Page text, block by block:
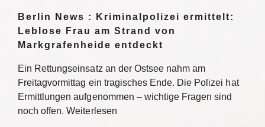
Berlin News : Kriminalpolizei ermittelt:
Leblose Frau am Strand von
Markgrafenheide entdeckt
Ein Rettungseinsatz an der Ostsee nahm am
Freitagvormittag ein tragisches Ende. Die Polizei hat
Ermittlungen aufgenommen – wichtige Fragen sind
noch offen. Weiterlesen